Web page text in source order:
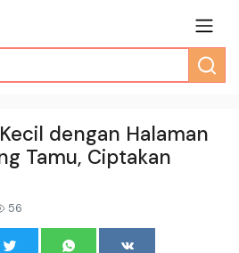
dengan Halaman
Tamu, Ciptakan
56